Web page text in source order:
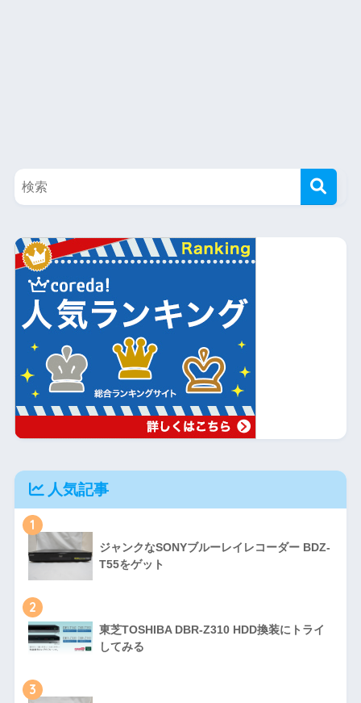
人気記事
1
ジャンクなSONYブルーレイレコーダー BDZ-
T55をゲット
2
東芝TOSHIBA DBR-Z310 HDD換装にトライ
してみる
3